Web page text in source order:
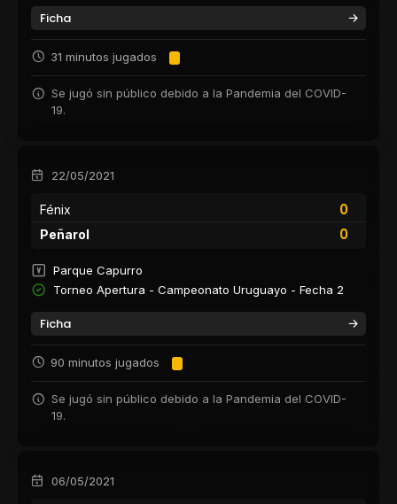
Ficha
31 minutos jugados
Se jugó sin público debido a la Pandemia del COVID-
19.
22/05/2021
Fénix
0
0
Peñarol
Parque Capurro
Torneo Apertura - Campeonato Uruguayo - Fecha 2
Ficha
90 minutos jugados
Se jugó sin público debido a la Pandemia del COVID-
19.
06/05/2021